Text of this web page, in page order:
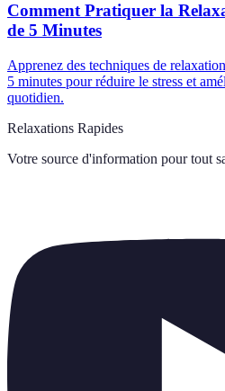
Comment Pratiquer la
de 5 Minutes
Apprenez des techniques de
5 minutes pour réduire le stress et
quotidien.
Relaxations Rapides
Votre source d'information pour tout